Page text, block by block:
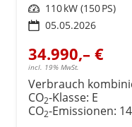
Leistung 110 kW (150 PS)
05.05.2026
34.990,– €
incl. 19% MwSt.
Verbrauch
CO2-Klasse: E
CO2-Emissionen: